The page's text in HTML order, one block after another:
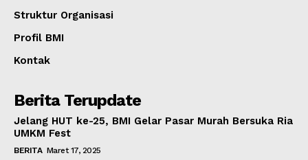
Struktur Organisasi
Profil BMI
Kontak
Berita Terupdate
Jelang HUT ke-25, BMI Gelar Pasar Murah Bersuka Ria
UMKM Fest
BERITA Maret 17, 2025